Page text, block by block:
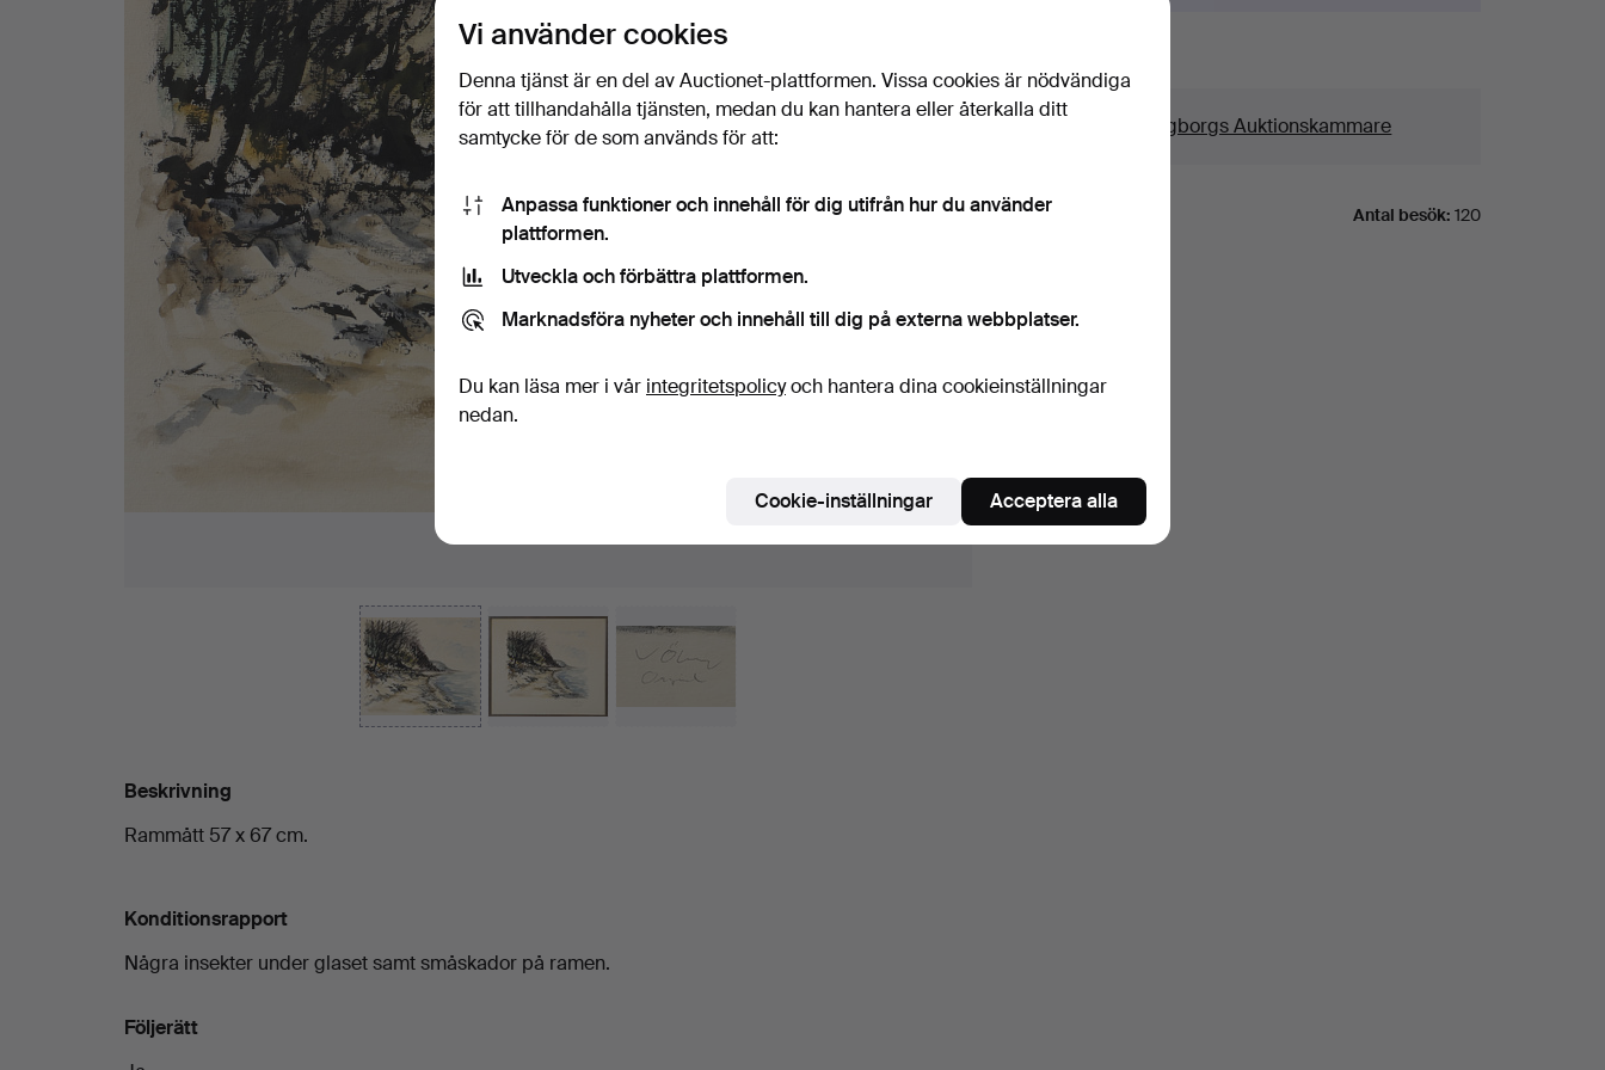
Beskrivning
Rammått 57 x 67 cm.
Konditionsrapport
Några insekter under glaset samt småskador på ramen.
Följerätt
Detaljer
Helsingborgs Auktionskammare
Antal besök: 120
Vi använder cookies
Denna tjänst är en del av Auctionet-plattformen. Vissa cookies är nödvändiga
för att tillhandahålla tjänsten, medan du kan hantera eller återkalla ditt
samtycke för de som används för att:
Anpassa funktioner och innehåll för dig utifrån hur du använder
plattformen.
Utveckla och förbättra plattformen.
Marknadsföra nyheter och innehåll till dig på externa webbplatser.
Du kan läsa mer i vår integritetspolicyoch hantera dina cookieinställningar
nedan.
Cookie-inställningar Acceptera alla